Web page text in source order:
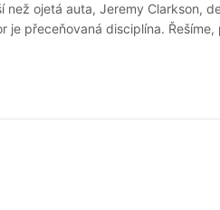
ojetá auta, Jeremy Clarkson,
je přeceňovaná disciplína.